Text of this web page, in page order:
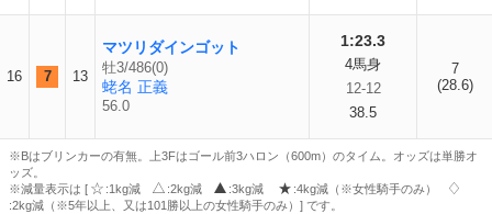
16 7 13
マツリダインゴット
牡3/486(0)
蛯名 正義
56.0
1:23.3
4馬身
12-12
38.5
7
(28.6)
※Bはブリンカーの有無。上3Fはゴール前3ハロン（600m）のタイム。オッズは単勝オ
ッズ。
※減量表示は [
:1kg減 :2kg減 :3kg減
:4kg減（※女性騎手のみ）
:2kg減（※5年以上、又は101勝以上の女性騎手のみ）] です。